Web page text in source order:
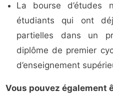
La bourse d’études
étudiants qui ont
partielles dans un
diplôme de premier
d’enseignement
Vous pouvez également